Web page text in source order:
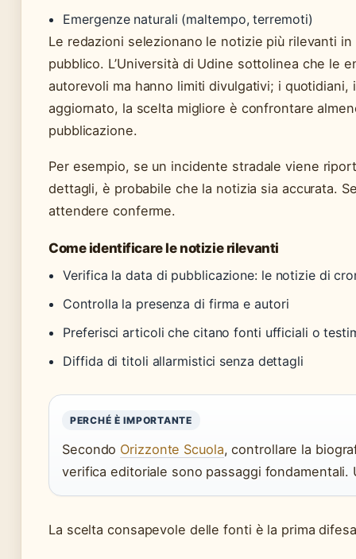
Emergenze naturali (maltempo, terremoti)
Le redazioni selezionano le notizie più rilevanti
pubblico. L’Università di Udine sottolinea che le
autorevoli ma hanno limiti divulgativi; i
aggiornato, la scelta migliore è confrontare
pubblicazione.
Per esempio, se un incidente stradale viene
dettagli, è probabile che la notizia sia accurata.
attendere conferme.
Come identificare le notizie rilevanti
Verifica la data di pubblicazione: le notizie di
Controlla la presenza di firma e autori
Preferisci articoli che citano fonti ufficiali o
Diffida di titoli allarmistici senza dettagli
PERCHÉ È IMPORTANTE
Secondo Orizzonte Scuola, controllare la
verifica editoriale sono passaggi
La scelta consapevole delle fonti è la prima